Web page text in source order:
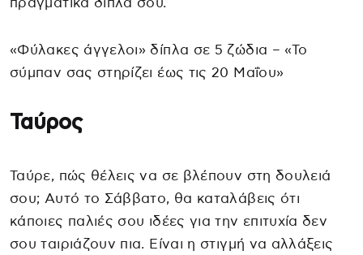
«Φύλακες άγγελοι» δίπλα σε 5 ζώδια – «Το
σύμπαν σας στηρίζει έως τις 20 Μαΐου»
Ταύρος
Ταύρε, πώς θέλεις να σε βλέπουν στη δουλειά
σου; Αυτό το Σάββατο, θα καταλάβεις ότι
κάποιες παλιές σου ιδέες για την επιτυχία δεν
σου ταιριάζουν πια. Είναι η στιγμή να αλλάξεις